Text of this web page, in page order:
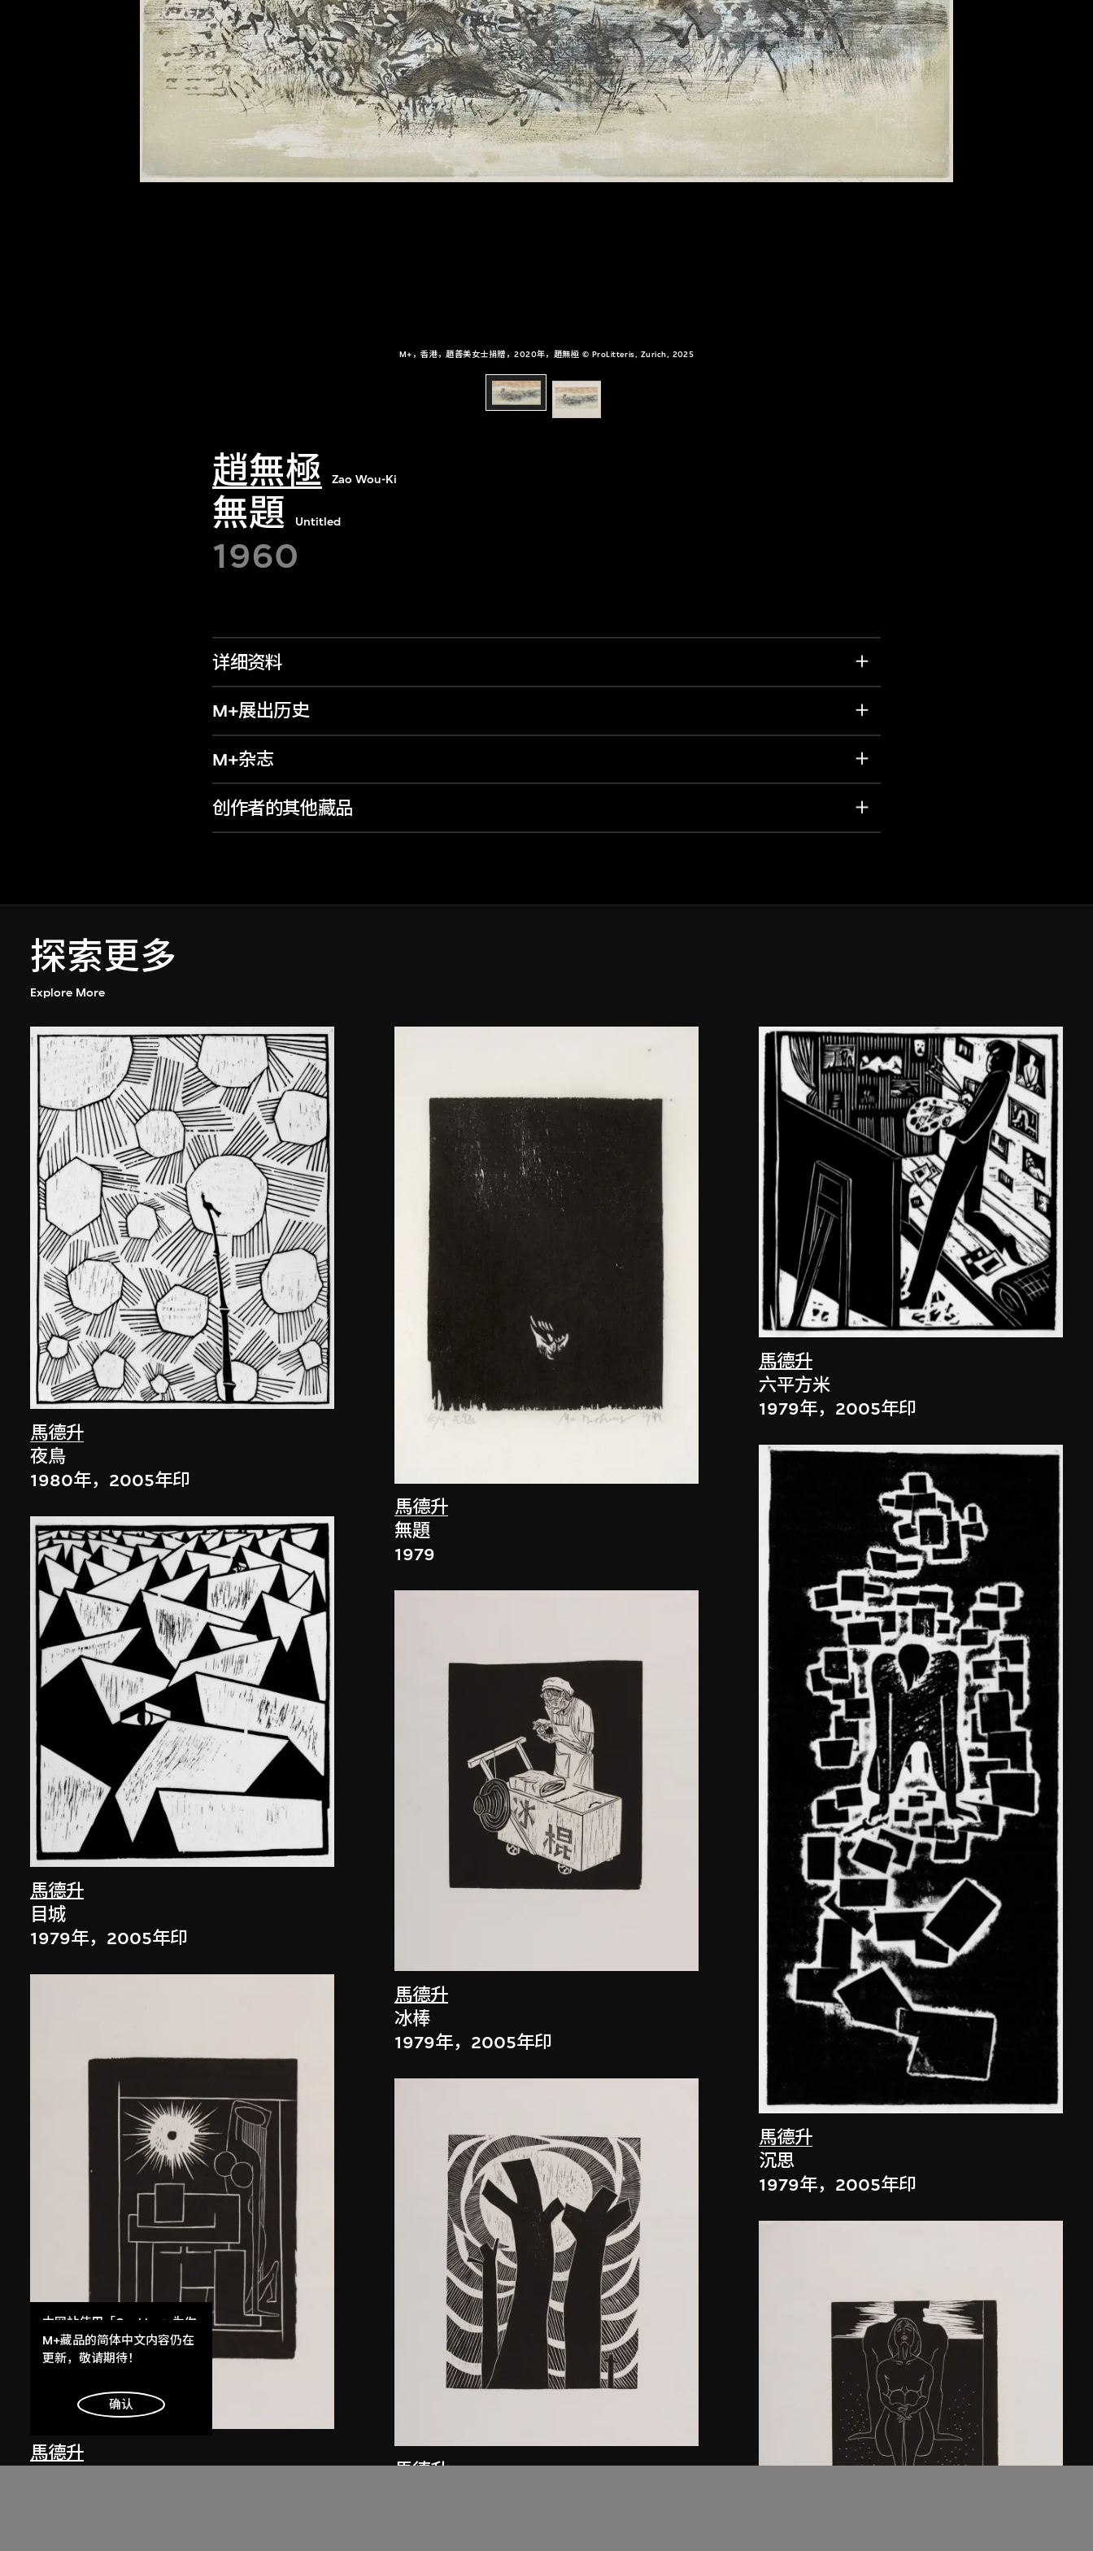
M+，香港，趙善美女士捐贈，2020年，趙無極 © ProLitteris, Zurich, 2025
趙無極 Zao Wou-Ki
無題 Untitled
1960
详细资料
M+展出历史
M+杂志
创作者的其他藏品
探索更多
Explore More
馬德升
夜鳥
1980年，2005年印
馬德升
目城
1979年，2005年印
馬德升
馬德升
無題
1979
馬德升
冰棒
1979年，2005年印
馬德升
馬德升
六平方米
1979年，2005年印
馬德升
沉思
1979年，2005年印
本网站使用「Cookies」为你
提供最好的网站体验。
了解更多
明白
M+藏品的简体中文内容仍在
更新，敬请期待！
确认